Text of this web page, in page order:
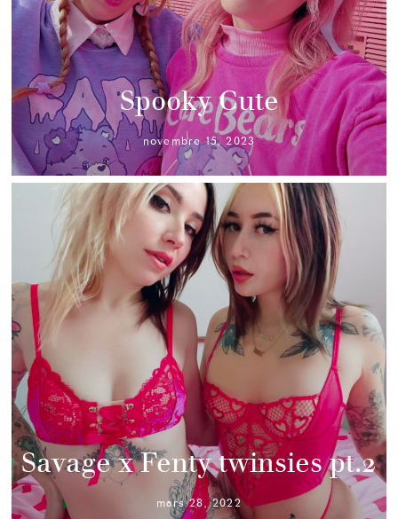
Spooky Cute
novembre 15, 2023
Savage x Fenty twinsies pt.2
mars 28, 2022